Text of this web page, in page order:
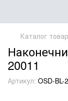
Каталог
20011
Артикул: OSD-BL-